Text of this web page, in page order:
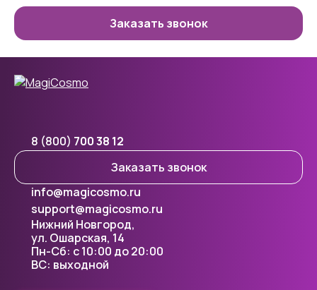
8 (800) 700 38 12
Заказать звонок
Нижний Новгород,
ул. Ошарская, 14
info@magicosmo.ru
support@magicosmo.ru
Пн-Сб: с 10:00 до 20:00
ВС: выходной